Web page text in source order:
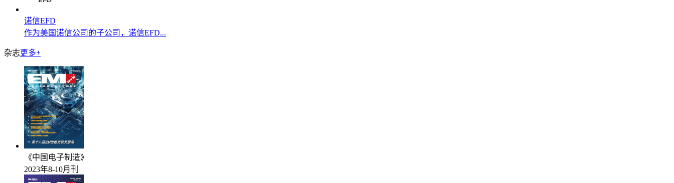
诺信EFD
作为美国诺信公司的子公司，诺信EFD...
杂志更多+
《中国电子制造》
2023年8-10月刊